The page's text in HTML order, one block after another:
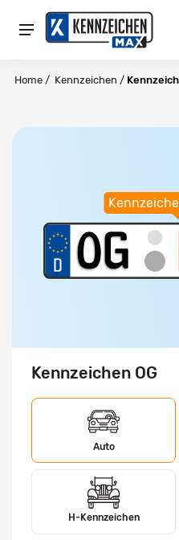
Home / Kennzeichen /
Kennzeichen OG
Auto
H-Kennzeichen